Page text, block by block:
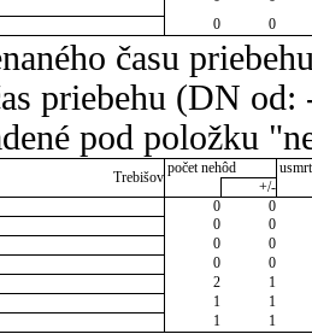
0 0
času
priebehu (DN
pod položku
Trebišov
počet nehôd
+/-
0
0
0
0
0
0
0
0
2
1
1
1
1 1